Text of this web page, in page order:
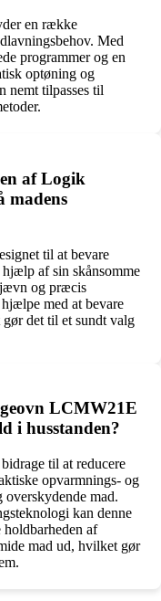
en række
Med
programmer og en
optøning og
nemt tilpasses til
af Logik
madens
til at bevare
af sin skånsomme
jævn og præcis
med at bevare
det til et sundt valg
LCMW21E
i husstanden?
til at reducere
opvarmnings- og
overskydende mad.
kan denne
af
mad ud, hvilket gør